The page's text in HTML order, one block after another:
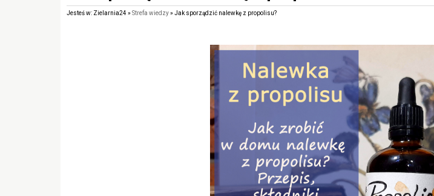
Jesteś w: Zielarnia24 »Strefa wiedzy» Jak sporządzić nalewkę z propolisu?